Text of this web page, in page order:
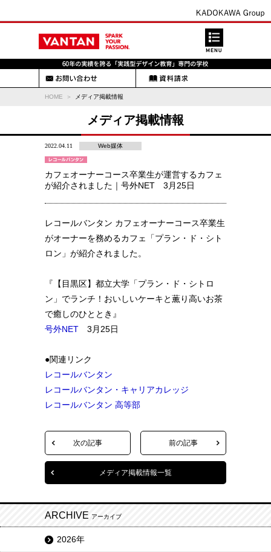
HOME メディア掲載情報
メディア掲載情報
2022.04.11 Web媒体
カフェオーナーコース卒業生が運営するカフェ
が紹介されました｜号外NET 3月25日
レコールバンタン カフェオーナーコース卒業生
がオーナーを務めるカフェ「プラン・ド・シト
ロン」が紹介されました。
『【目黒区】都立大学「プラン・ド・シトロ
ン」でランチ！おいしいケーキと薫り高いお茶
で癒しのひととき』
号外NET 3月25日
●関連リンク
レコールバンタン
レコールバンタン・キャリアカレッジ
レコールバンタン 高等部
次の記事 前の記事
メディア掲載情報一覧
ARCHIVE アーカイブ
2026年